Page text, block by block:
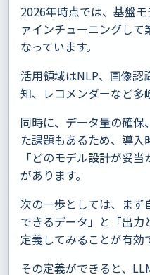
2026年時点では、基盤
ァインチューニングし
なっています。
活用領域はNLP、画像認
知、レコメンダーなど多
同時に、データ量の確保
た課題もあるため、導入
「どのモデル設計が妥
があります。
次の一歩としては、まず
できるデータ」と「出
定義してみることが有効
その定義ができると、